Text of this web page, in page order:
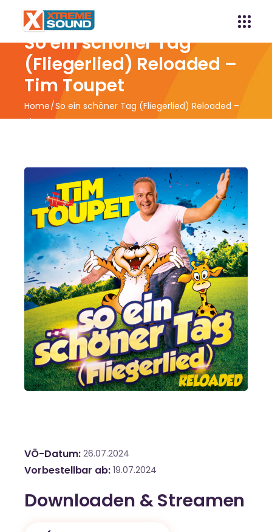
So ein schöner Tag
(Fliegerlied) Reloaded –
Tim Toupet
Home So ein schöner Tag (Fliegerlied) Reloaded –
Tim Toupet
VÖ-Datum 26.07.2024
Vorbestellbar ab 19.07.2024
Downloaden & Streamen